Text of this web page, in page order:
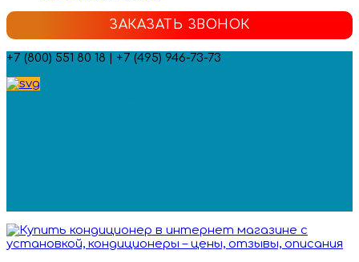
ЗАКАЗАТЬ ЗВОНОК
+7 (800) 551 80 18 | +7 (495) 946-73-73